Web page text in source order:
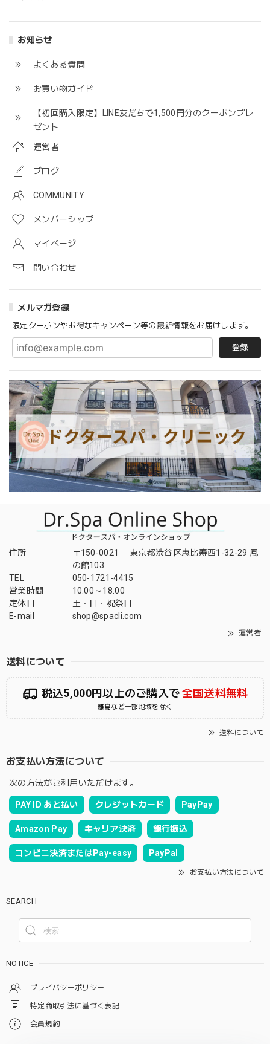
お知らせ
よくある質問
お買い物ガイド
【初回購入限定】LINE友だちで1,500円分のクーポンプレ
ゼント
運営者
ブログ
COMMUNITY
メンバーシップ
マイページ
問い合わせ
メルマガ登録
限定クーポンやお得なキャンペーン等の最新情報をお届けします。
登録
住所
〒150-0021 東京都渋谷区恵比寿西1-32-29 風
の館103
TEL
050-1721-4415
営業時間
10:00～18:00
定休日
土・日・祝祭日
E-mail
shop@spacli.com
運営者
送料について
税込5,000円以上のご購入で全国送料無料
離島など一部地域を除く
送料について
お支払い方法について
次の方法がご利用いただけます。
PAY ID あと払い クレジットカード PayPay
Amazon Pay キャリア決済 銀行振込
コンビニ決済またはPay-easy PayPal
お支払い方法について
SEARCH
NOTICE
プライバシーポリシー
特定商取引法に基づく表記
会員規約